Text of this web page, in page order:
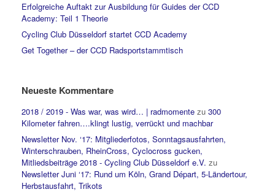
Erfolgreiche Auftakt zur Ausbildung für Guides der CCD
Academy: Teil 1 Theorie
Cycling Club Düsseldorf startet CCD Academy
Get Together – der CCD Radsportstammtisch
Neueste Kommentare
2018 / 2019 - Was war, was wird… | radmomente zu 300
Kilometer fahren….klingt lustig, verrückt und machbar
Newsletter Nov. ‘17: Mitgliederfotos, Sonntagsausfahrten,
Winterschrauben, RheinCross, Cyclocross gucken,
Mitliedsbeiträge 2018 - Cycling Club Düsseldorf e.V. zu
Newsletter Juni ‘17: Rund um Köln, Grand Départ, 5-Ländertour,
Herbstausfahrt, Trikots